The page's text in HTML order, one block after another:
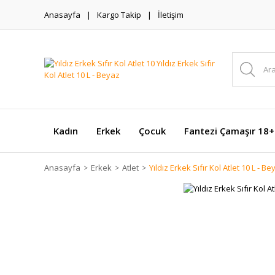
Anasayfa Kargo Takip İletişim
Kadın Erkek Çocuk Fantezi Çamaşır 18+
Anasayfa Erkek Atlet Yıldız Erkek Sıfır Kol Atlet 10 L -